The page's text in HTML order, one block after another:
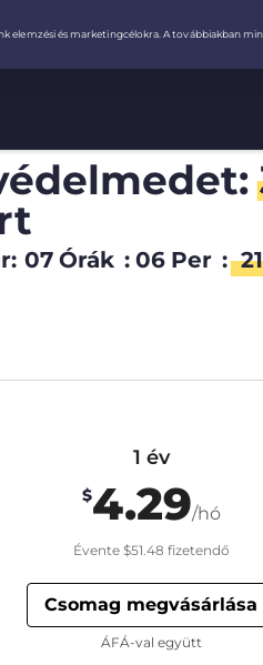
07 Órák : 06 Per : 20
1 év
$4.29/hó
Évente $51.48 fizetendő
Csomag megvásárlása
ÁFÁ-val együtt